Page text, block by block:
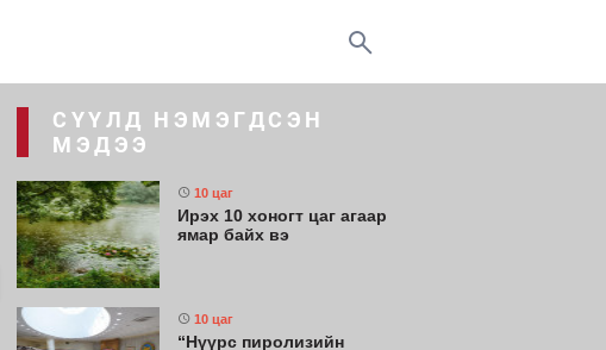
СҮҮЛД НЭМЭГДСЭН
МЭДЭЭ
10 цаг
Ирэх 10 хоногт цаг агаар
ямар байх вэ
10 цаг
“Нүүрс пиролизийн